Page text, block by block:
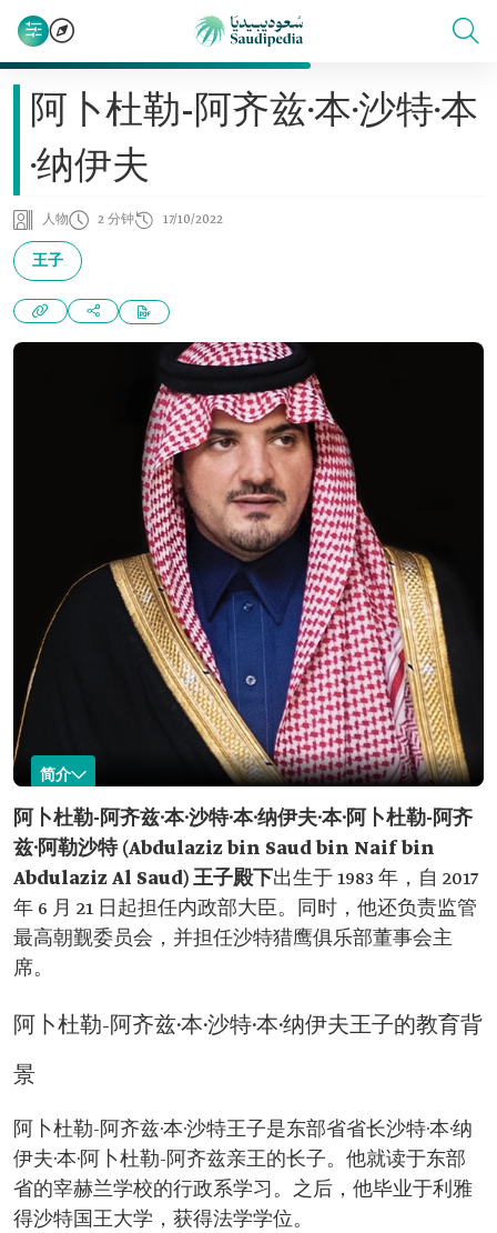
阿卜杜勒-阿齐兹·本·沙特·本
·纳伊夫
人物 2 分钟 17/10/2022
王子
简介
阿卜杜勒-阿齐兹·本·沙特·本·纳伊夫
名称
阿卜杜勒-阿齐兹·本·沙特·本·纳伊夫·阿勒沙特王
子。
出生时间
1983 年。
现任职位
内政部大臣。
任职时间
阿卜杜勒-阿齐兹·本·沙特·本·纳伊夫·本·阿卜杜勒-阿齐
兹·阿勒沙特 (Abdulaziz bin Saud bin Naif bin
Abdulaziz Al Saud) 王子殿下出生于 1983 年，自 2017
年 6 月 21 日起担任内政部大臣。同时，他还负责监管
最高朝觐委员会，并担任沙特猎鹰俱乐部董事会主
席。
阿卜杜勒-阿齐兹·本·沙特·本·纳伊夫王子的教育背
景
阿卜杜勒-阿齐兹·本·沙特王子是东部省省长沙特·本·纳
伊夫·本·阿卜杜勒-阿齐兹亲王的长子。他就读于东部
省的宰赫兰学校的行政系学习。之后，他毕业于利雅
得沙特国王大学，获得法学学位。